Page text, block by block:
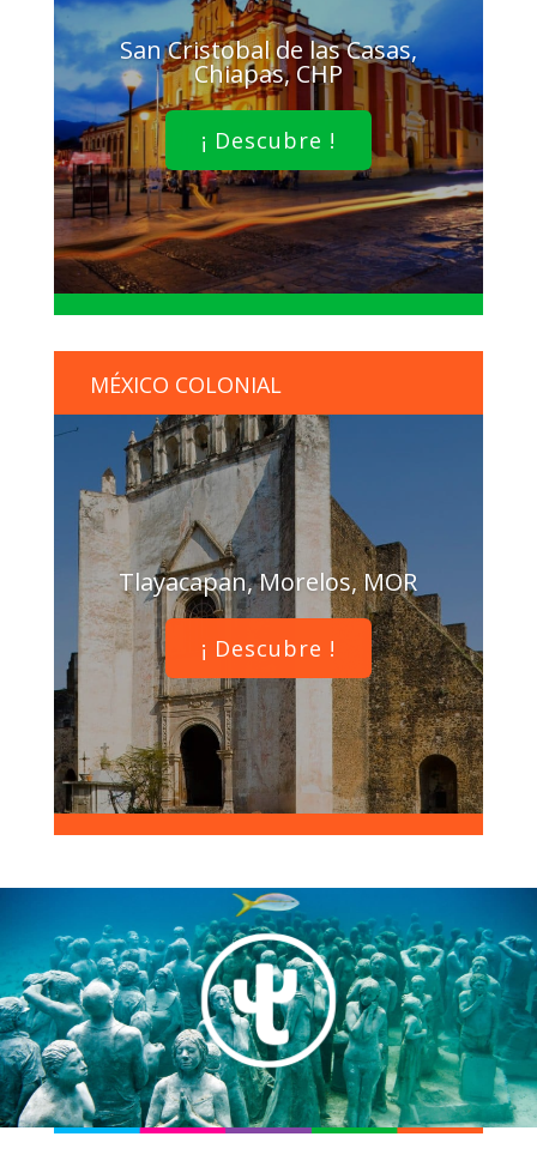
San Cristobal de las Casas,
Chiapas, CHP
¡ Descubre !
MÉXICO COLONIAL
Tlayacapan, Morelos, MOR
¡ Descubre !